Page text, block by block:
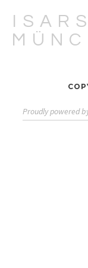
Proudly powered